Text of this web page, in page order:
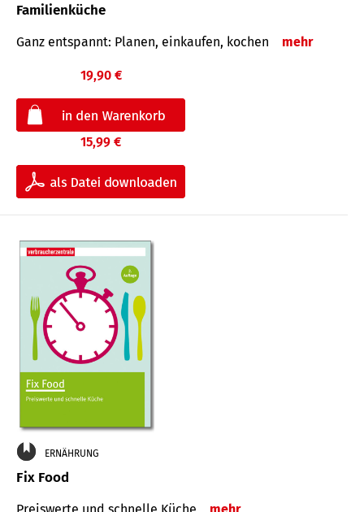
Familienküche
Ganz entspannt: Planen, einkaufen, kochen mehr
19,90 €
15,99 €
ERNÄHRUNG
Fix Food
Preiswerte und schnelle Küche mehr